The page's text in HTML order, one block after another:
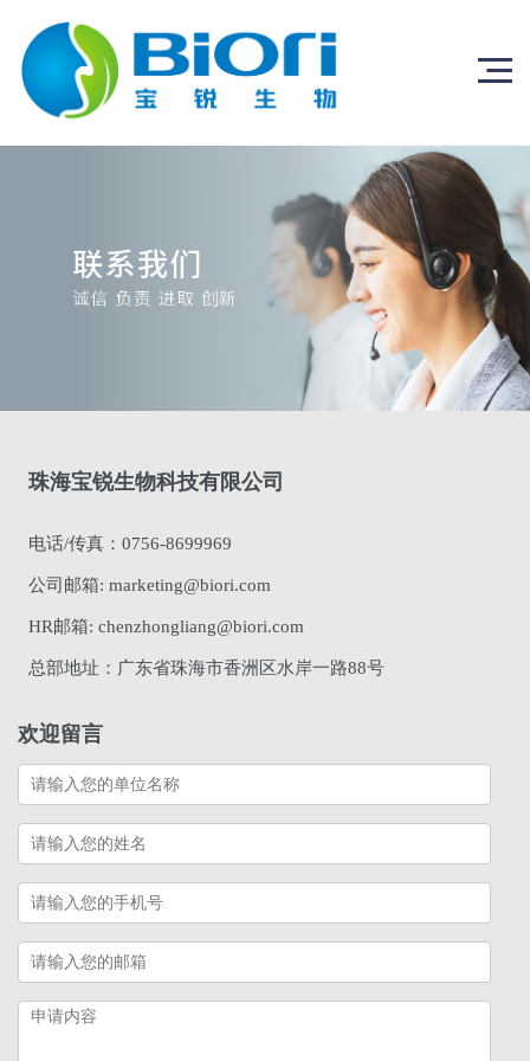
珠海宝锐生物科技有限公司
电话/传真：0756-8699969
公司邮箱: marketing@biori.com
HR邮箱: chenzhongliang@biori.com
总部地址：广东省珠海市香洲区水岸一路88号
欢迎留言